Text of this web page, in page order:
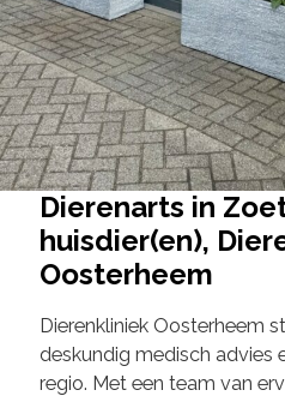
Dierenarts in
huisdier(en),
Oosterheem
Dierenkliniek Oosterheem
deskundig medisch advies
regio. Met een team van